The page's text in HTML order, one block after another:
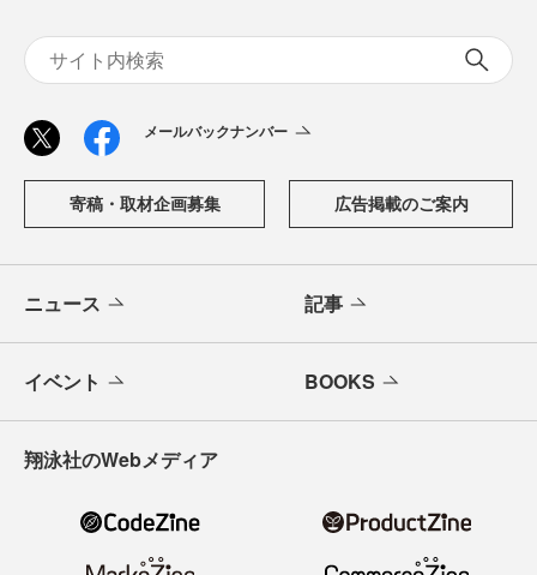
メールバックナンバー
寄稿・取材企画募集 広告掲載のご案内
ニュース 記事
イベント BOOKS
翔泳社のWebメディア